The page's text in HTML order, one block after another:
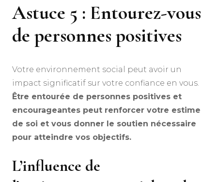
Astuce 5 : Entourez-vous
de personnes positives
Votre environnement social peut avoir un
impact significatif sur votre confiance en vous.
Être entourée de personnes positives et
encourageantes peut renforcer votre estime
de soi et vous donner le soutien nécessaire
pour atteindre vos objectifs.
L’influence de